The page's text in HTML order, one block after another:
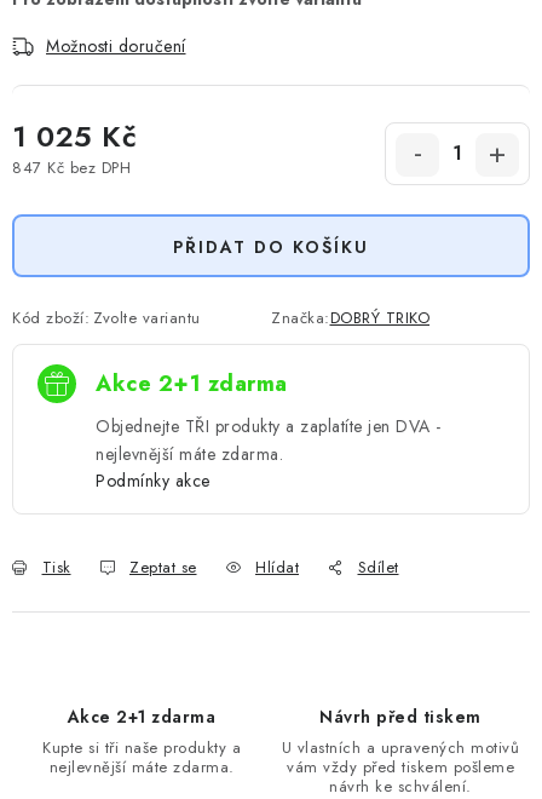
Možnosti doručení
1 025 Kč
847 Kč bez DPH
PŘIDAT DO KOŠÍKU
Kód zboží: Zvolte variantu Značka:DOBRÝ TRIKO
Akce 2+1 zdarma
Objednejte TŘI produkty a zaplatíte jen DVA -
nejlevnější máte zdarma.
Podmínky akce
Tisk Zeptat se Hlídat Sdílet
Akce 2+1 zdarma
Kupte si tři naše produkty a
nejlevnější máte zdarma.
Návrh před tiskem
U vlastních a upravených motivů
vám vždy před tiskem pošleme
návrh ke schválení.